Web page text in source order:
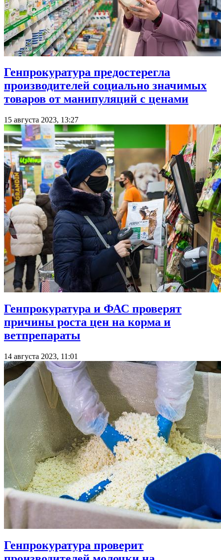
Генпрокуратура предостерегла
производителей социально значимых
товаров от манипуляций с ценами
15 августа 2023, 13:27
Генпрокуратура и ФАС проверят
причины роста цен на корма и
ветпрепараты
14 августа 2023, 11:01
Генпрокуратура проверит